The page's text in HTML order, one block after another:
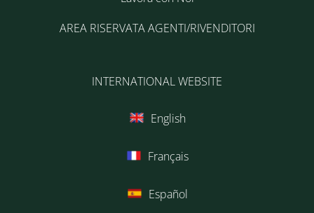
AREA RISERVATA AGENTI/RIVENDITORI
INTERNATIONAL WEBSITE
English
Français
Español